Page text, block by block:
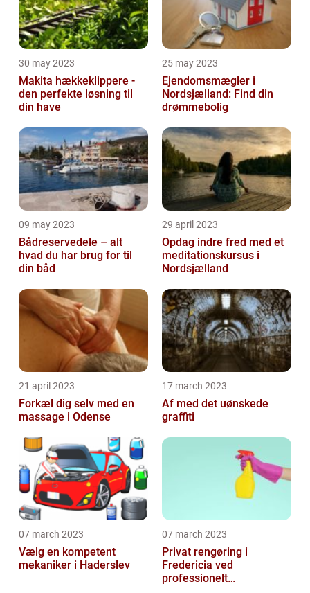
30 may 2023
Makita hækkeklippere -
den perfekte løsning til
din have
25 may 2023
Ejendomsmægler i
Nordsjælland: Find din
drømmebolig
09 may 2023
Bådreservedele – alt
hvad du har brug for til
din båd
29 april 2023
Opdag indre fred med et
meditationskursus i
Nordsjælland
21 april 2023
Forkæl dig selv med en
massage i Odense
17 march 2023
Af med det uønskede
graffiti
07 march 2023
Vælg en kompetent
mekaniker i Haderslev
07 march 2023
Privat rengøring i
Fredericia ved
professionelt